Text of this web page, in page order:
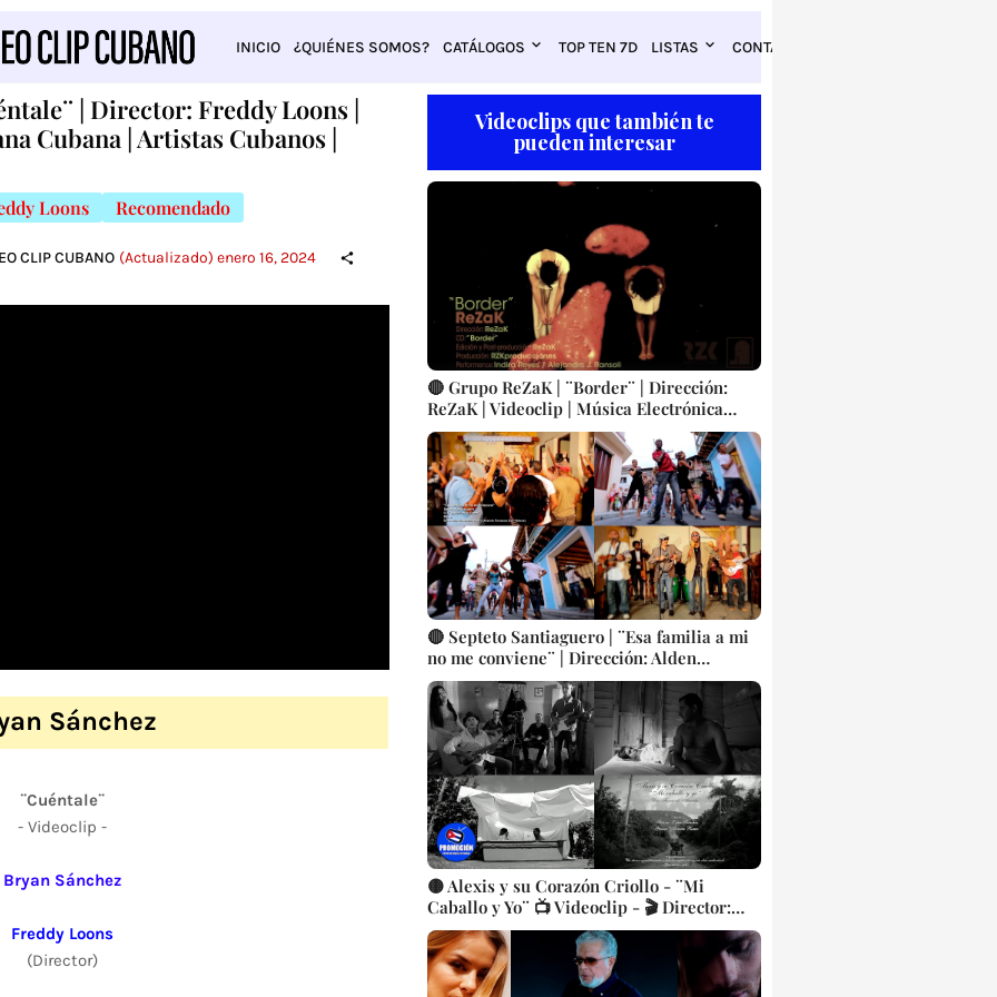
INICIO ¿QUIÉNES SOMOS? CATÁLOGOS TOP TEN 7D LISTAS CONTACTO
| Director: Freddy Loons |
Cubana | Artistas Cubanos |
Loons Recomendado
CLIP CUBANO (Actualizado) enero 16, 2024
Sánchez
¨Cuéntale¨
- Videoclip -
Bryan Sánchez
Freddy Loons
(Director)
Videoclips que también te
pueden interesar
🔴 Grupo ReZaK | ¨Border¨ | Dirección:
ReZaK | Videoclip | Música Electrónica
Cubana | Artistas Cubanos | Instrumental |
CUBA
🔴 Septeto Santiaguero | ¨Esa familia a mi
no me conviene¨ | Dirección: Alden
González - Aramis Fonseca | Videoclip |
Música Popular Bailable tradicional
Cubana | Artistas Cubanos | Canción |
CUBA
🟡 Alexis y su Corazón Criollo - ¨Mi
Caballo y Yo¨ 📺 Videoclip - 🎬 Director:
Fernando Almeida. CUBA